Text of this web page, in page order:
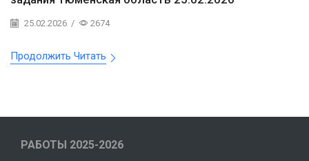
25.02.2026 / 2674
Продолжить Читать
РАБОТЫ 2025-2026